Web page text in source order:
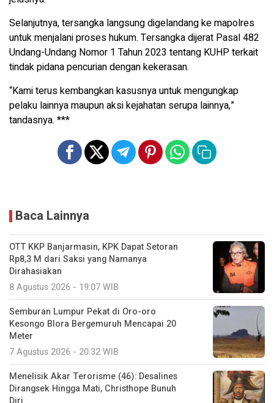
Selanjutnya, tersangka langsung digelandang ke mapolres
untuk menjalani proses hukum. Tersangka dijerat Pasal 482
Undang-Undang Nomor 1 Tahun 2023 tentang KUHP terkait
tindak pidana pencurian dengan kekerasan.
“Kami terus kembangkan kasusnya untuk mengungkap
pelaku lainnya maupun aksi kejahatan serupa lainnya,”
tandasnya. ***
Baca Lainnya
OTT KKP Banjarmasin, KPK Dapat Setoran
Rp8,3 M dari Saksi yang Namanya
Dirahasiakan
8 Agustus 2026 - 19:07 WIB
Semburan Lumpur Pekat di Oro-oro
Kesongo Blora Bergemuruh Mencapai 20
Meter
7 Agustus 2026 - 20:32 WIB
Menelisik Akar Terorisme (46): Desalines
Dirangsek Hingga Mati, Christhope Bunuh